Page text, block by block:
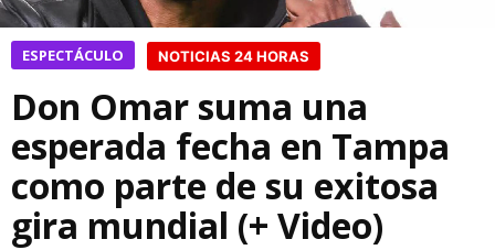
ESPECTÁCULO NOTICIAS 24 HORAS
Don Omar suma una
esperada fecha en Tampa
como parte de su exitosa
gira mundial (+ Video)